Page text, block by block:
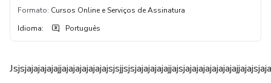
Formato: Cursos Online e Serviços de Assinatura
Idioma: Português